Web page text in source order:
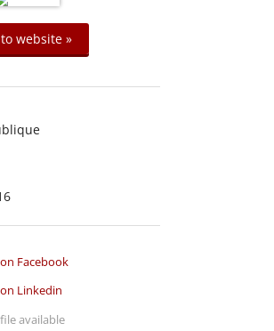
website »
Facebook
Linkedin
available